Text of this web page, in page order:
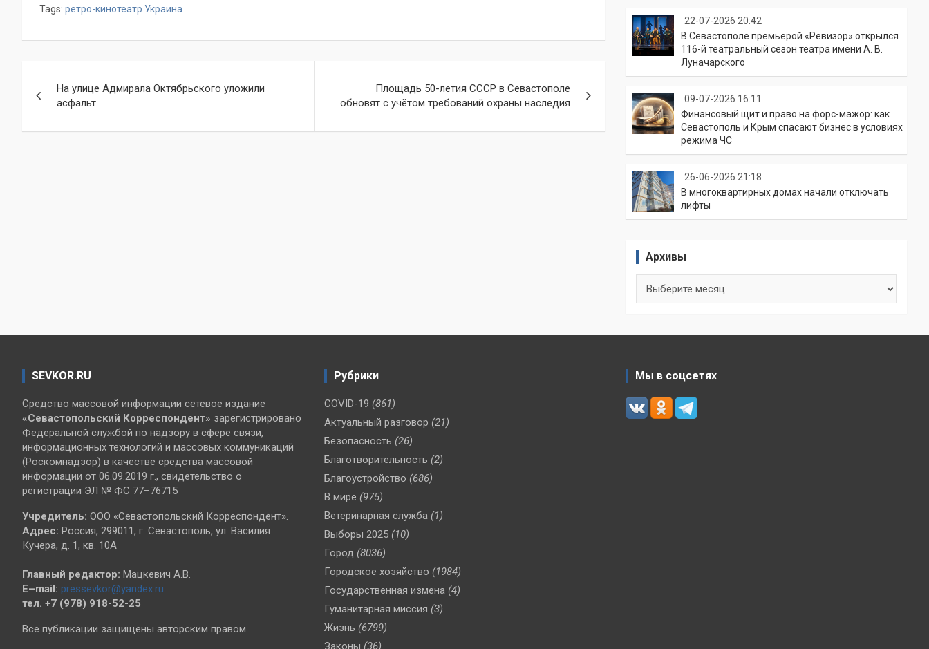
Tags: ретро-кинотеатр Украина
по
записям
На улице Адмирала Октябрьского уложили
асфальт
Площадь 50-летия СССР в Севастополе
обновят с учётом требований охраны наследия
22-07-2026 20:42
В Севастополе премьерой «Ревизор» открылся
116-й театральный сезон театра имени А. В.
Луначарского
09-07-2026 16:11
Финансовый щит и право на форс-мажор: как
Севастополь и Крым спасают бизнес в условиях
режима ЧС
26-06-2026 21:18
В многоквартирных домах начали отключать
лифты
Архивы
SEVKOR.RU
Средство массовой информации сетевое издание
«Севастопольский Корреспондент» зарегистрировано
Федеральной службой по надзору в сфере связи,
информационных технологий и массовых коммуникаций
(Роскомнадзор) в качестве средства массовой
информации от 06.09.2019 г., свидетельство о
регистрации ЭЛ № ФС 77–76715
Учредитель: ООО «Севастопольский Корреспондент».
Адрес: Россия, 299011, г. Севастополь, ул. Василия
Кучера, д. 1, кв. 10А
Главный редактор: Мацкевич А.В.
E–mail: pressevkor@yandex.ru
тел. +7 (978) 918-52-25
Все публикации защищены авторским правом.
Рубрики
COVID-19 (861)
Актуальный разговор (21)
Безопасность (26)
Благотворительность (2)
Благоустройство (686)
В мире (975)
Ветеринарная служба (1)
Выборы 2025 (10)
Город (8036)
Городское хозяйство (1984)
Государственная измена (4)
Гуманитарная миссия (3)
Жизнь (6799)
Законы (36)
Мы в соцсетях